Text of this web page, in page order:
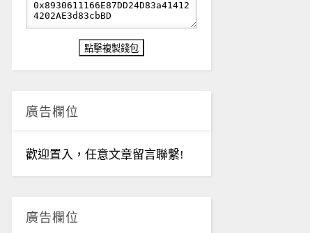
廣告欄位
歡迎置入，任意文章留言聯繫!
廣告欄位